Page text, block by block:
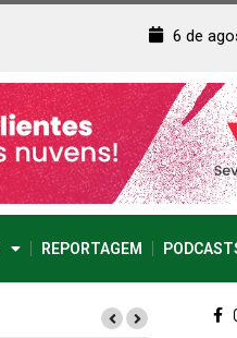
6 de
REPORTAGEM